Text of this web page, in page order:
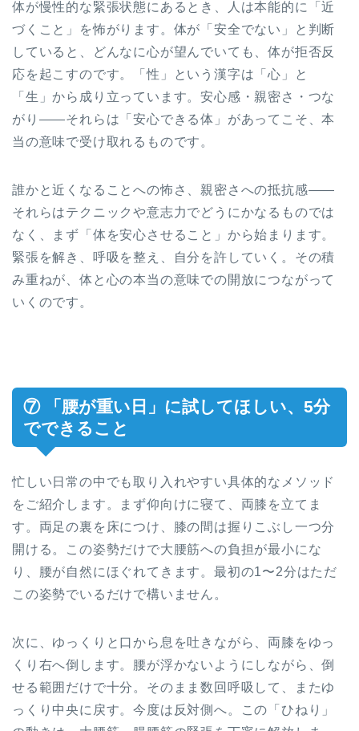
体が慢性的な緊張状態にあるとき、人は本能的に「近
づくこと」を怖がります。体が「安全でない」と判断
していると、どんなに心が望んでいても、体が拒否反
応を起こすのです。「性」という漢字は「心」と
「生」から成り立っています。安心感・親密さ・つな
がり——それらは「安心できる体」があってこそ、本
当の意味で受け取れるものです。
誰かと近くなることへの怖さ、親密さへの抵抗感——
それらはテクニックや意志力でどうにかなるものでは
なく、まず「体を安心させること」から始まります。
緊張を解き、呼吸を整え、自分を許していく。その積
み重ねが、体と心の本当の意味での開放につながって
いくのです。
⑦ 「腰が重い日」に試してほしい、5分
でできること
忙しい日常の中でも取り入れやすい具体的なメソッド
をご紹介します。まず仰向けに寝て、両膝を立てま
す。両足の裏を床につけ、膝の間は握りこぶし一つ分
開ける。この姿勢だけで大腰筋への負担が最小にな
り、腰が自然にほぐれてきます。最初の1〜2分はただ
この姿勢でいるだけで構いません。
次に、ゆっくりと口から息を吐きながら、両膝をゆっ
くり右へ倒します。腰が浮かないようにしながら、倒
せる範囲だけで十分。そのまま数回呼吸して、またゆ
っくり中央に戻す。今度は反対側へ。この「ひねり」